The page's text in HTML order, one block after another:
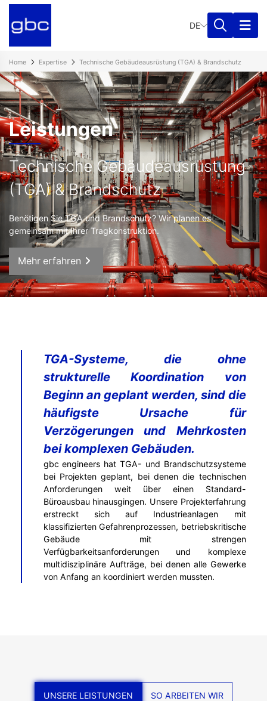
DE
Home Expertise Technische Gebäudeausrüstung (TGA) & Brandschutz
Leistungen
Technische Gebäudeausrüstung
(TGA) & Brandschutz
Benötigen Sie TGA und Brandschutz? Wir planen es
gemeinsam mit Ihrer Tragkonstruktion.
Mehr erfahren
TGA-Systeme, die ohne
strukturelle Koordination von
Beginn an geplant werden, sind die
häufigste Ursache für
Verzögerungen und Mehrkosten
bei komplexen Gebäuden.
gbc engineers hat TGA- und Brandschutzsysteme
bei Projekten geplant, bei denen die technischen
Anforderungen weit über einen Standard-
Büroausbau hinausgingen. Unsere Projekterfahrung
erstreckt sich auf Industrieanlagen mit
klassifizierten Gefahrenprozessen, betriebskritische
Gebäude mit strengen
Verfügbarkeitsanforderungen und komplexe
multidisziplinäre Aufträge, bei denen alle Gewerke
von Anfang an koordiniert werden mussten.
UNSERE LEISTUNGEN SO ARBEITEN WIR